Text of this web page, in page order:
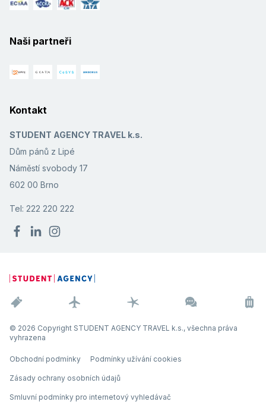
Naši partneři
Kontakt
STUDENT AGENCY TRAVEL k.s.
Dům pánů z Lipé
Náměstí svobody 17
602 00 Brno
Tel: 222 220 222
© 2026 Copyright STUDENT AGENCY TRAVEL k.s., všechna práva
vyhrazena
Obchodní podmínky Podmínky užívání cookies
Zásady ochrany osobních údajů
Smluvní podmínky pro internetový vyhledávač